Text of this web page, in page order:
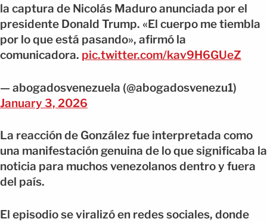
la captura de Nicolás Maduro anunciada por el
presidente Donald Trump. «El cuerpo me tiembla
por lo que está pasando», afirmó la
comunicadora. pic.twitter.com/kav9H6GUeZ
— abogadosvenezuela (@abogadosvenezu1)
January 3, 2026
La reacción de González fue interpretada como
una manifestación genuina de lo que significaba la
noticia para muchos venezolanos dentro y fuera
del país.
El episodio se viralizó en redes sociales, donde